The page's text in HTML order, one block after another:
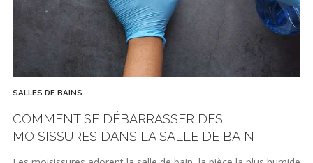
SALLES DE BAINS
COMMENT SE DÉBARRASSER DES
MOISISSURES DANS LA SALLE DE BAIN